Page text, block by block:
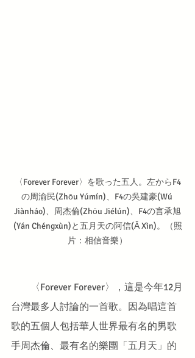
〈Forever Forever〉を歌った五人。左からF4
の周渝民(Zhōu Yúmín)、F4の吳建豪(Wú
Jiànháo)、周杰倫(Zhōu Jiélún)、F4の言承旭
(Yán Chéngxùn)と五月天の阿信(Ā Xìn)。（照
片：相信音樂）
〈Forever Forever〉，這是今年12月
台灣最多人討論的一首歌。因為唱這首
歌的五個人包括華人世界最有名的男歌
手周杰倫、最有名的樂團「五月天」的